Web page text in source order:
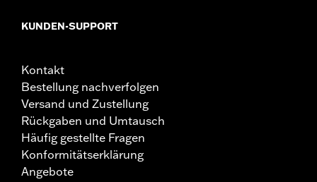
KUNDEN-SUPPORT
Kontakt
Bestellung nachverfolgen
Versand und Zustellung
Rückgaben und Umtausch
Häufig gestellte Fragen
Konformitätserklärung
Angebote